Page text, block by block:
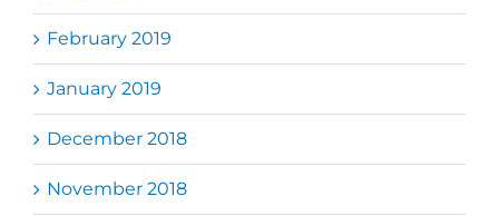
February 2019
January 2019
December 2018
November 2018